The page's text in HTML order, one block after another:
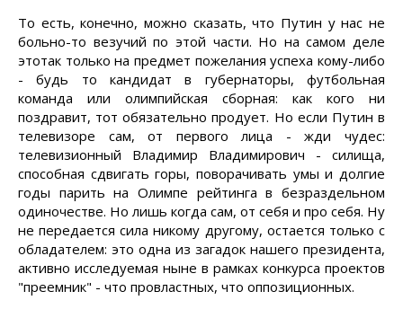
То есть, конечно, можно сказать, что Путин у нас не
больно-то везучий по этой части. Но на самом деле
этотак только на предмет пожелания успеха кому-либо
- будь то кандидат в губернаторы, футбольная
команда или олимпийская сборная: как кого ни
поздравит, тот обязательно продует. Но если Путин в
телевизоре сам, от первого лица - жди чудес:
телевизионный Владимир Владимирович - силища,
способная сдвигать горы, поворачивать умы и долгие
годы парить на Олимпе рейтинга в безраздельном
одиночестве. Но лишь когда сам, от себя и про себя. Ну
не передается сила никому другому, остается только с
обладателем: это одна из загадок нашего президента,
активно исследуемая ныне в рамках конкурса проектов
"преемник" - что провластных, что оппозиционных.